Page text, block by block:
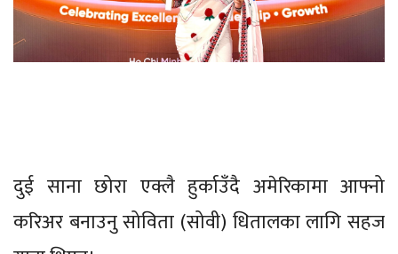
दुई साना छोरा एक्लै हुर्काउँदै अमेरिकामा आफ्नो
करिअर बनाउनु सोविता (सोवी) धितालका लागि सहज